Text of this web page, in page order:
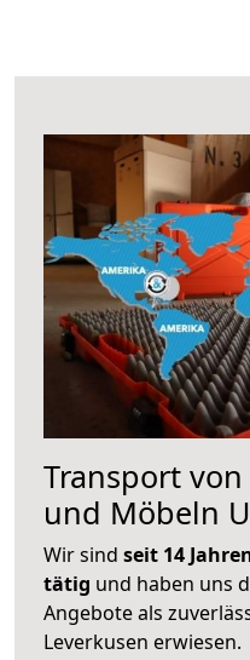
Transport
und Möbeln
Wir sind seit 14
tätig und haben uns
Angebote als
Leverkusen erwiesen.